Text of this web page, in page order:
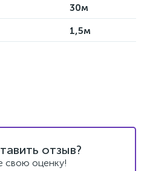
30м
1,5м
отзыв?
свою оценку!